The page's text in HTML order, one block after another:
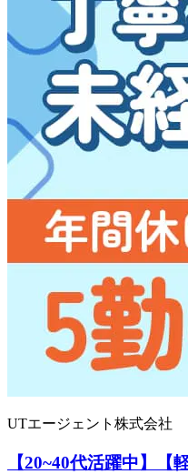
UTエージェント株式会社
【20~40代活躍中】